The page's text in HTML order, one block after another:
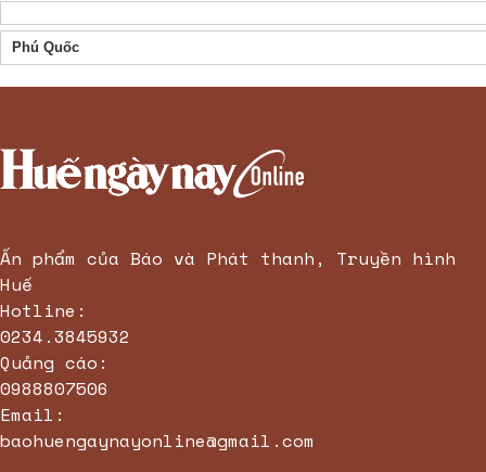
Phú Quốc
Ấn phẩm của Báo và Phát thanh, Truyền hình
Huế
Hotline:
0234.3845932
Quảng cáo:
0988807506
Email:
baohuengaynayonline@gmail.com